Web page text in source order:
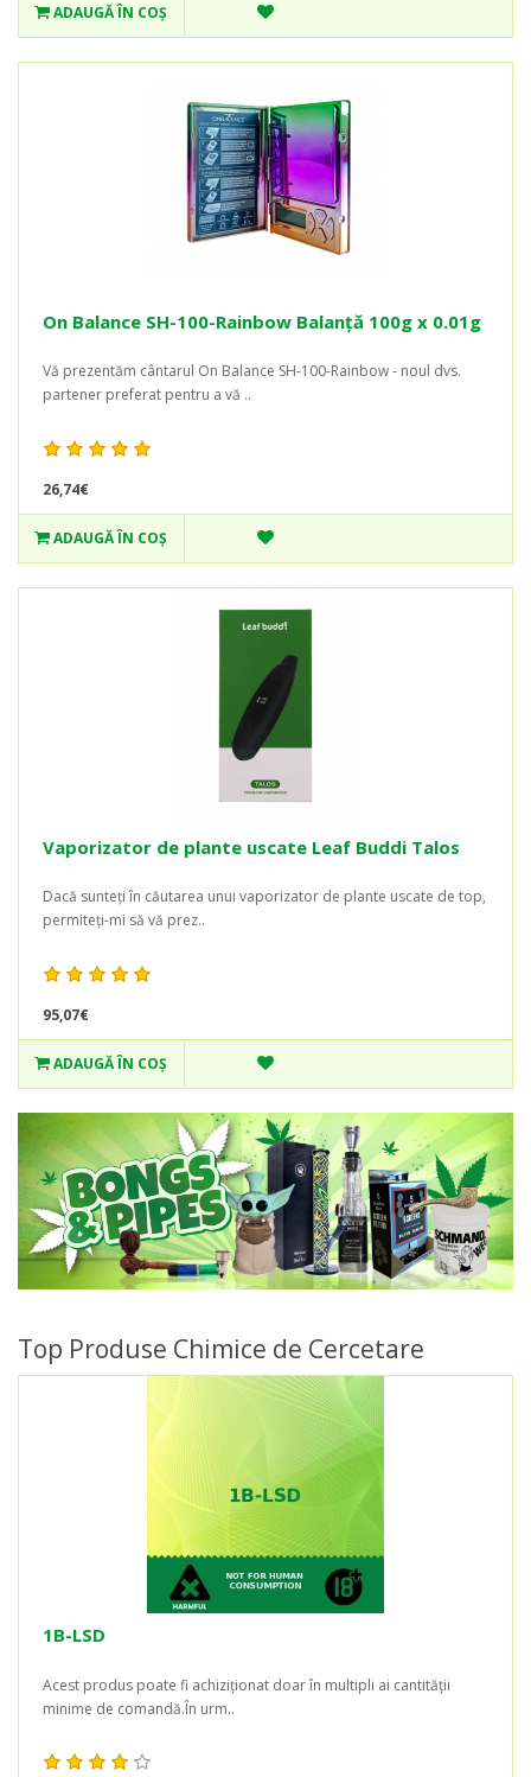
ADAUGĂ ÎN COŞ
On Balance SH-100-Rainbow Balanță 100g x 0.01g
Vă prezentăm cântarul On Balance SH-100-Rainbow - noul dvs.
partener preferat pentru a vă ..
26,74€
ADAUGĂ ÎN COŞ
Vaporizator de plante uscate Leaf Buddi Talos
Dacă sunteți în căutarea unui vaporizator de plante uscate de top,
permiteți-mi să vă prez..
95,07€
ADAUGĂ ÎN COŞ
Top Produse Chimice de Cercetare
1B-LSD
Acest produs poate fi achiziționat doar în multipli ai cantității
minime de comandă.În urm..